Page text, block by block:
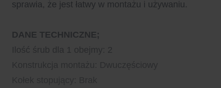
sprawia, że jest łatwy w montażu i używaniu.
DANE TECHNICZNE;
Ilość śrub dla 1 obejmy: 2